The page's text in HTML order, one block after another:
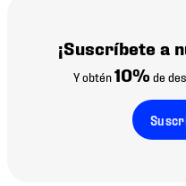
¡Suscríbete a
Y obtén10% de